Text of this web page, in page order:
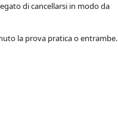
di cancellarsi in modo da
la prova pratica o entrambe.